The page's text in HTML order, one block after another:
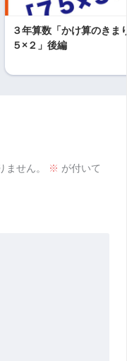
３年算数「かけ算のき
５×２」後編
せん。 ※ が付いて